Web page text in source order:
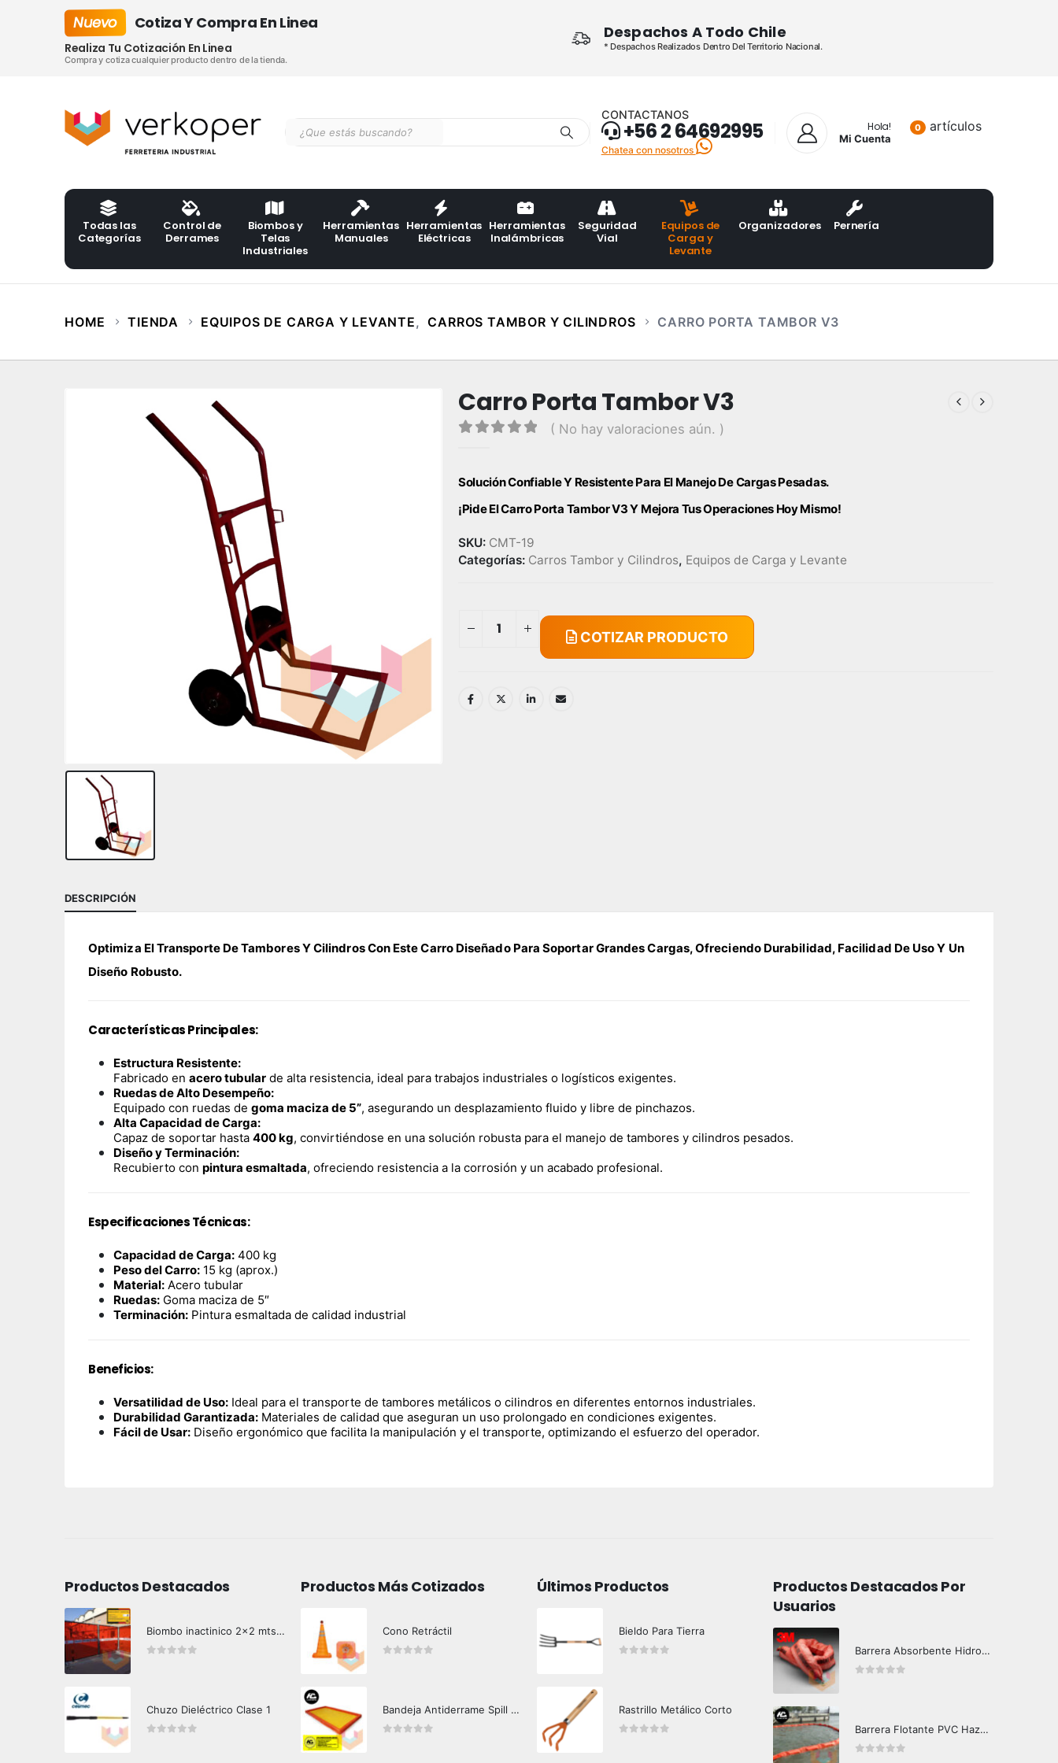
Despachos A Todo Chile
* Despachos Realizados Dentro Del Territorio Nacional.
Nuevo Cotiza Y Compra En Linea
Realiza Tu Cotización En Linea
Compra y cotiza cualquier producto dentro de la tienda.
CONTACTANOS
+56 2 64692995
Chatea con nosotros
Hola!
Mi Cuenta
0 artículos
Todas las
Categorías
Control de
Derrames
Biombos y
Telas
Industriales
Herramientas
Manuales
Herramientas
Eléctricas
Herramientas
Inalámbricas
Seguridad
Vial
Equipos de
Carga y
Levante
Organizadores Pernería
HOME TIENDA EQUIPOS DE CARGA Y LEVANTE, CARROS TAMBOR Y CILINDROS CARRO PORTA TAMBOR V3
Carro Porta Tambor V3
( No hay valoraciones aún. )
Solución Confiable Y Resistente Para El Manejo De Cargas Pesadas.
¡Pide El Carro Porta Tambor V3 Y Mejora Tus Operaciones Hoy Mismo!
SKU: CMT-19
Categorías: Carros Tambor y Cilindros, Equipos de Carga y Levante
COTIZAR PRODUCTO
DESCRIPCIÓN
Optimiza El Transporte De Tambores Y Cilindros Con Este Carro Diseñado Para Soportar Grandes Cargas, Ofreciendo Durabilidad, Facilidad De Uso Y Un
Diseño Robusto.
Características Principales:
Estructura Resistente:
Fabricado en acero tubular de alta resistencia, ideal para trabajos industriales o logísticos exigentes.
Ruedas de Alto Desempeño:
Equipado con ruedas de goma maciza de 5”, asegurando un desplazamiento fluido y libre de pinchazos.
Alta Capacidad de Carga:
Capaz de soportar hasta 400 kg, convirtiéndose en una solución robusta para el manejo de tambores y cilindros pesados.
Diseño y Terminación:
Recubierto con pintura esmaltada, ofreciendo resistencia a la corrosión y un acabado profesional.
Especificaciones Técnicas:
Capacidad de Carga: 400 kg
Peso del Carro: 15 kg (aprox.)
Material: Acero tubular
Ruedas: Goma maciza de 5″
Terminación: Pintura esmaltada de calidad industrial
Beneficios:
Versatilidad de Uso: Ideal para el transporte de tambores metálicos o cilindros en diferentes entornos industriales.
Durabilidad Garantizada: Materiales de calidad que aseguran un uso prolongado en condiciones exigentes.
Fácil de Usar: Diseño ergonómico que facilita la manipulación y el transporte, optimizando el esfuerzo del operador.
Productos Destacados
Biombo inactinico 2x2 mts Hazard Control
Chuzo Dieléctrico Clase 1
Productos Más Cotizados
Cono Retráctil
Bandeja Antiderrame Spill Barrier 117 lts Certificada
Últimos Productos
Bieldo Para Tierra
Rastrillo Metálico Corto
Productos Destacados Por
Usuarios
Barrera Absorbente Hidrocarburos T-270 3M
Barrera Flotante PVC Hazard Control CF25